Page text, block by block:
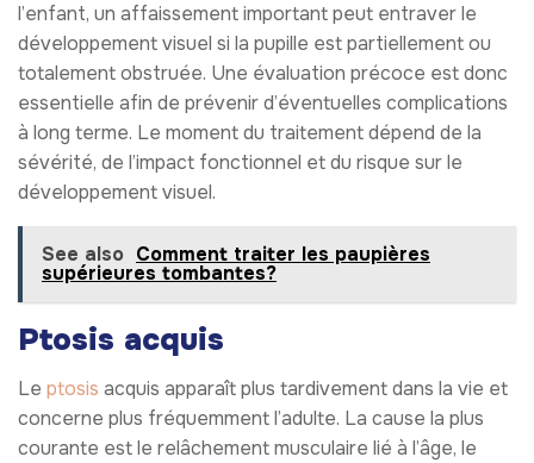
l’enfant, un affaissement important peut entraver le
développement visuel si la pupille est partiellement ou
totalement obstruée. Une évaluation précoce est donc
essentielle afin de prévenir d’éventuelles complications
à long terme. Le moment du traitement dépend de la
sévérité, de l’impact fonctionnel et du risque sur le
développement visuel.
See also Comment traiter les paupières
supérieures tombantes?
Ptosis acquis
Le ptosis acquis apparaît plus tardivement dans la vie et
concerne plus fréquemment l’adulte. La cause la plus
courante est le relâchement musculaire lié à l’âge, le